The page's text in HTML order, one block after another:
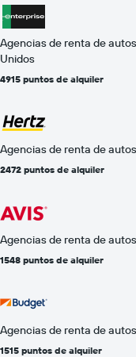
Agencias de renta de
Unidos
4915 puntos de alquiler
Agencias de renta de
2472 puntos de alquiler
Agencias de renta de
1548 puntos de alquiler
Agencias de renta de
1515 puntos de alquiler